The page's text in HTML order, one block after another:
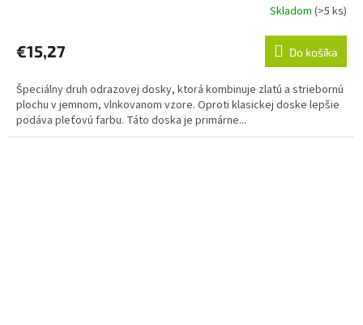
Skladom (>5 ks)
€15,27 Do košíka
Špeciálny druh odrazovej dosky, ktorá kombinuje zlatú a striebornú
plochu v jemnom, vlnkovanom vzore. Oproti klasickej doske lepšie
podáva pleťovú farbu. Táto doska je primárne...